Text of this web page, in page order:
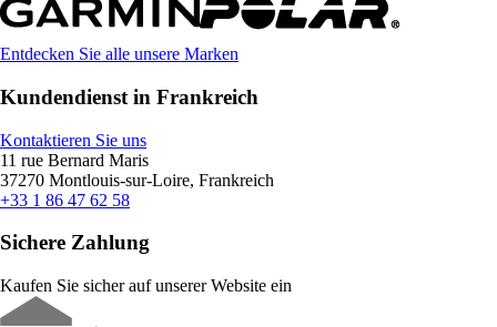
Entdecken Sie alle unsere Marken
Kundendienst in Frankreich
Kontaktieren Sie uns
11 rue Bernard Maris
37270 Montlouis-sur-Loire, Frankreich
+33 1 86 47 62 58
Sichere Zahlung
Kaufen Sie sicher auf unserer Website ein